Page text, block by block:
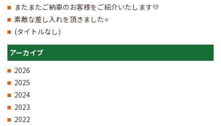
またまたご納車のお客様をご紹介いたします💛
素敵な差し入れを頂きました⭐
(タイトルなし)
アーカイブ
2026
2025
2024
2023
2022